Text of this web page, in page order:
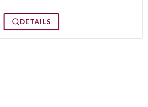
DETAILS